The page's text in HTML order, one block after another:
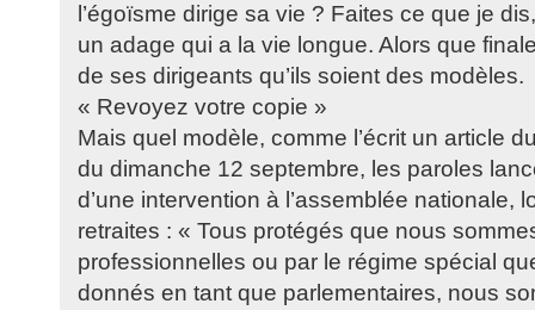
l’égoïsme dirige sa vie ? Faites ce que je
un adage qui a la vie longue. Alors que
de ses dirigeants qu’ils soient des modèles.
« Revoyez votre copie »
Mais quel modèle, comme l’écrit un article
du dimanche 12 septembre, les paroles
d’une intervention à l’assemblée nationale,
retraites : « Tous protégés que nous
professionnelles ou par le régime spécial
donnés en tant que parlementaires, nous